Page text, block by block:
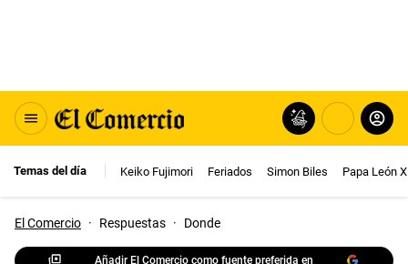
Temas del día Keiko Fujimori Feriados Simon Biles Papa León
El Comercio · Respuestas · Donde
Añadir El Comercio como fuente preferida en